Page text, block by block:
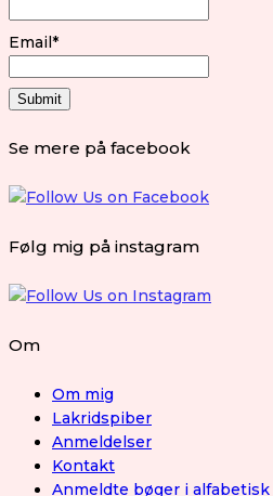
Email*
Se mere på facebook
Følg mig på instagram
Om
Om mig
Lakridspiber
Anmeldelser
Kontakt
Anmeldte bøger i